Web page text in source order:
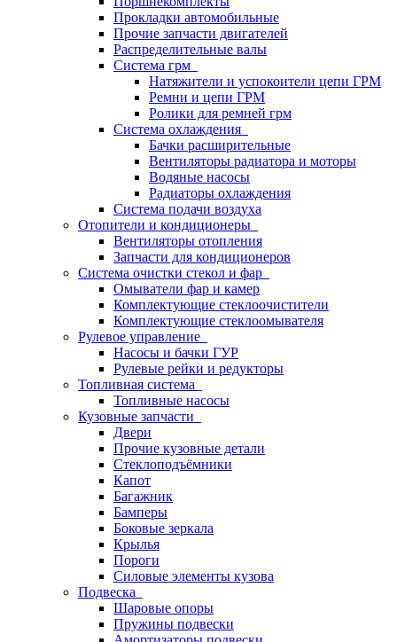
Прокладки автомобильные
Прочие запчасти двигателей
Распределительные валы
Система грм
Натяжители и успокоители цепи ГРМ
Ремни и цепи ГРМ
Ролики для ремней грм
Система охлаждения
Бачки расширительные
Вентиляторы радиатора и моторы
Водяные насосы
Радиаторы охлаждения
Система подачи воздуха
Отопители и кондиционеры
Вентиляторы отопления
Запчасти для кондиционеров
Система очистки стекол и фар
Омыватели фар и камер
Комплектующие стеклоочистители
Комплектующие стеклоомывателя
Рулевое управление
Насосы и бачки ГУР
Рулевые рейки и редукторы
Топливная система
Топливные насосы
Кузовные запчасти
Двери
Прочие кузовные детали
Стеклоподъёмники
Капот
Багажник
Бамперы
Боковые зеркала
Крылья
Пороги
Силовые элементы кузова
Подвеска
Шаровые опоры
Пружины подвески